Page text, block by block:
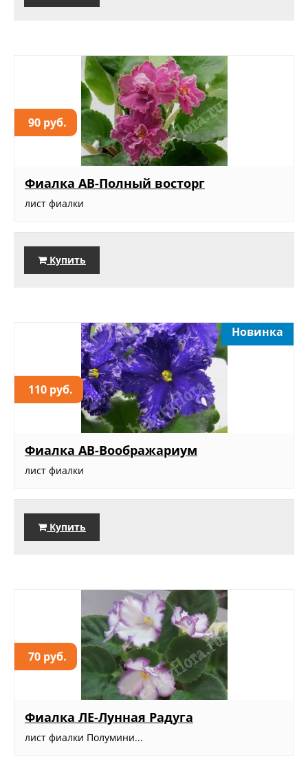
90 руб.
Фиалка АВ-Полный восторг
лист фиалки
Купить
110 руб.
Новинка
Фиалка АВ-Воображариум
лист фиалки
Купить
70 руб.
Фиалка ЛЕ-Лунная Радуга
лист фиалки Полумини...